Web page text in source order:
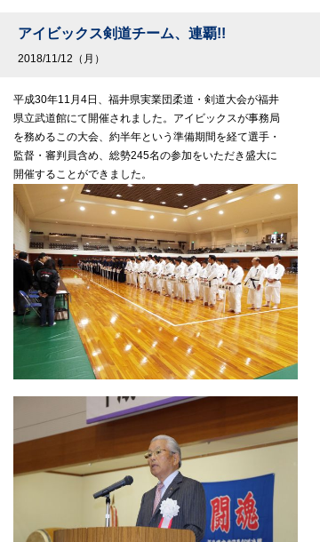
アイビックス剣道チーム、連覇!!
2018/11/12（月）
平成30年11月4日、福井県実業団柔道・剣道大会が福井
県立武道館にて開催されました。アイビックスが事務局
を務めるこの大会、約半年という準備期間を経て選手・
監督・審判員含め、総勢245名の参加をいただき盛大に
開催することができました。